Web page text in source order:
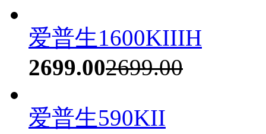
爱普生1600KIIIH
2699.002699.00
爱普生590KII